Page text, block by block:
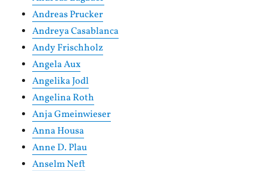
Andreas Prucker
Andreya Casablanca
Andy Frischholz
Angela Aux
Angelika Jodl
Angelina Roth
Anja Gmeinwieser
Anna Housa
Anne D. Plau
Anselm Neft